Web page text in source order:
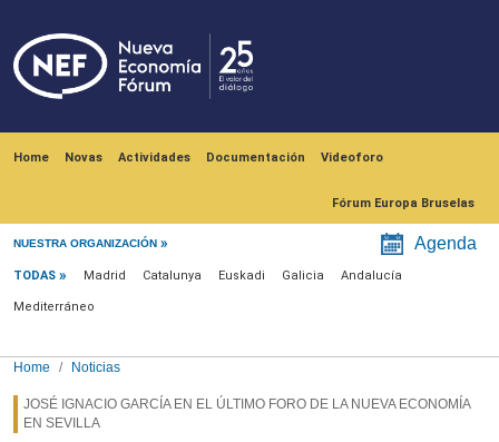
Home Novas Actividades Documentación Videoforo
Fórum Europa Bruselas
NUESTRA ORGANIZACIÓN Agenda
Menú noticias
TODAS Madrid Catalunya Euskadi Galicia Andalucía
Mediterráneo
Home Noticias
JOSÉ IGNACIO GARCÍA EN EL ÚLTIMO FORO DE LA NUEVA ECONOMÍA
EN SEVILLA